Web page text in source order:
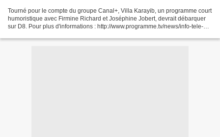
Tourné pour le compte du groupe Canal+, Villa Karayib, un programme court
humoristique avec Firmine Richard et Joséphine Jobert, devrait débarquer
sur D8. Pour plus d'informations : http://www.programme.tv/news/info-tele-2-